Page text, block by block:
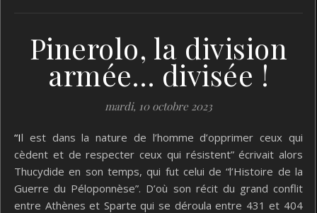
Pinerolo, la division
armée… divisée !
mardi, 10 octobre 2023
“Il est dans la nature de l’homme d’opprimer ceux qui
cèdent et de respecter ceux qui résistent” écrivait alors
Thucydide en son temps, qui fut celui de “l’Histoire de la
Guerre du Péloponnèse”. D’où son récit du grand conflit
entre Athènes et Sparte qui se déroula entre 431 et 404